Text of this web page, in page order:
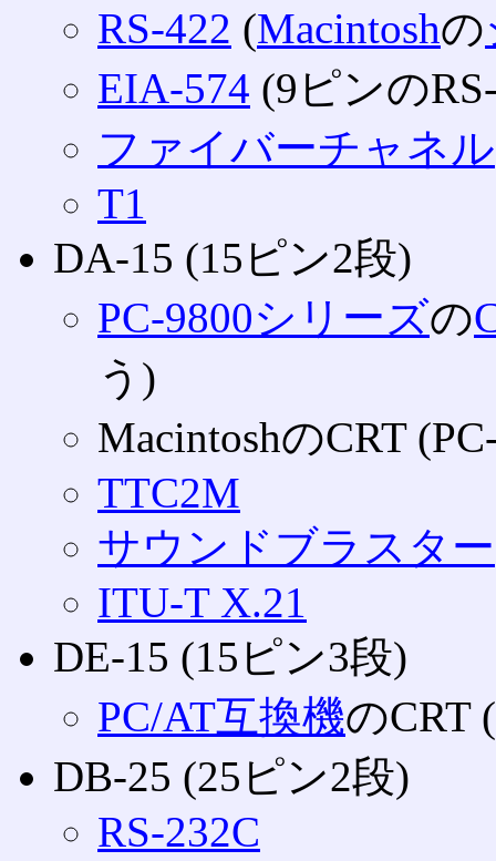
RS-422 (Macintoshの
EIA-574 (9ピンの
ファイバーチャネル
T1
DA-15 (15ピン2段)
PC-9800シリーズの
う)
MacintoshのCRT
TTC2M
サウンドブラスター
ITU-T X.21
DE-15 (15ピン3段)
PC/AT互換機のCRT
DB-25 (25ピン2段)
RS-232C